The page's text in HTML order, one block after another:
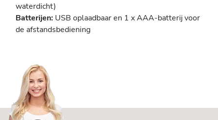
waterdicht)
Batterijen: USB oplaadbaar en 1 x AAA-batterij voor
de afstandsbediening